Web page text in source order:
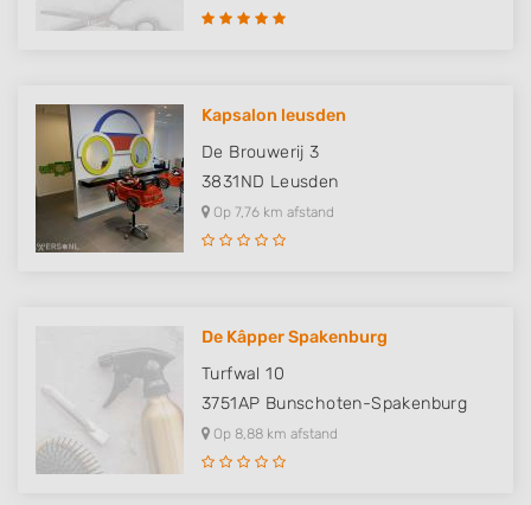
Kapsalon leusden
De Brouwerij 3
3831ND Leusden
Op 7,76 km afstand
De Kâpper Spakenburg
Turfwal 10
3751AP Bunschoten-Spakenburg
Op 8,88 km afstand